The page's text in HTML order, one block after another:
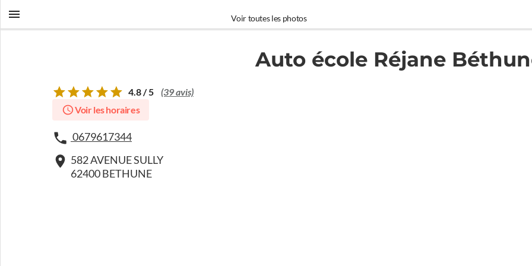
Voir toutes les photos
Auto école Réjane
4.8 / 5 (39 avis)
Voir les horaires
0679617344
582 AVENUE SULLY
62400 BETHUNE